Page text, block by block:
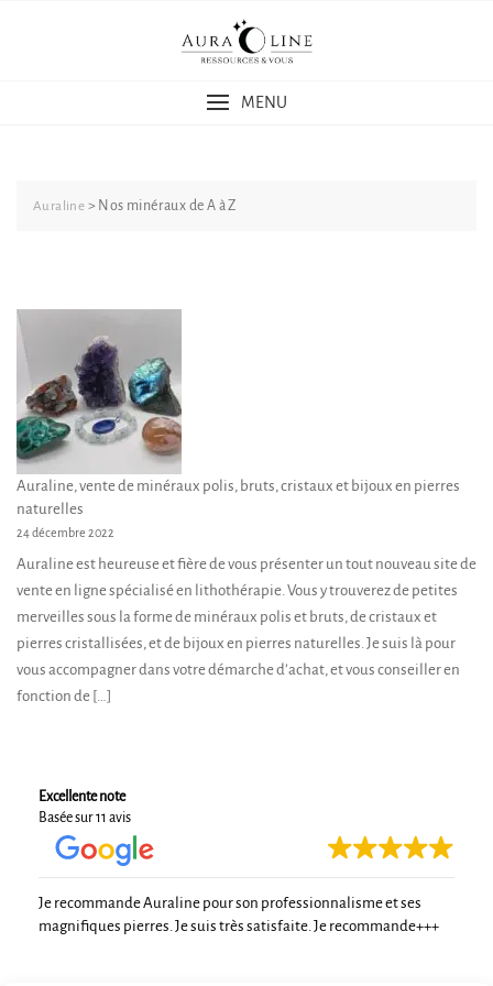
MENU
Auraline > Nos minéraux de A à Z
Auraline, vente de minéraux polis, bruts, cristaux et bijoux en pierres
naturelles
24 décembre 2022
Auraline est heureuse et fière de vous présenter un tout nouveau site de
vente en ligne spécialisé en lithothérapie. Vous y trouverez de petites
merveilles sous la forme de minéraux polis et bruts, de cristaux et
pierres cristallisées, et de bijoux en pierres naturelles. Je suis là pour
vous accompagner dans votre démarche d’achat, et vous conseiller en
fonction de […]
Excellente note
Basée sur 11 avis
Je recommande Auraline pour son professionnalisme et ses
magnifiques pierres. Je suis très satisfaite. Je recommande+++